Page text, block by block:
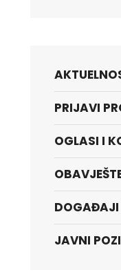
PRIJAVI
OGLASI I
DOGAĐAJI
JAVNI